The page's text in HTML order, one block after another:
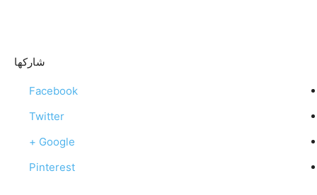
شاركها
Facebook
Twitter
Google +
Pinterest